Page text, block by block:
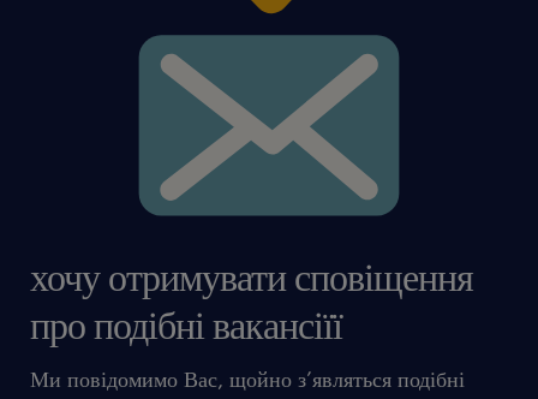
ta oferta pracy przeznaczona jest dla osób
powyżej 18 roku życia
хочу отримувати сповіщення
про подібні вакансіїї
Ми повідомимо Вас, щойно з’являться подібні